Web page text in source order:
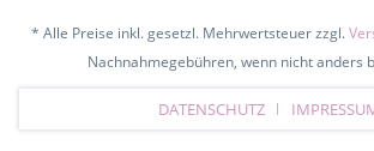
* Alle Preise inkl. gesetzl. Mehrwertsteuer zzgl.
Nachnahmegebühren, wenn nicht anders
DATENSCHUTZ